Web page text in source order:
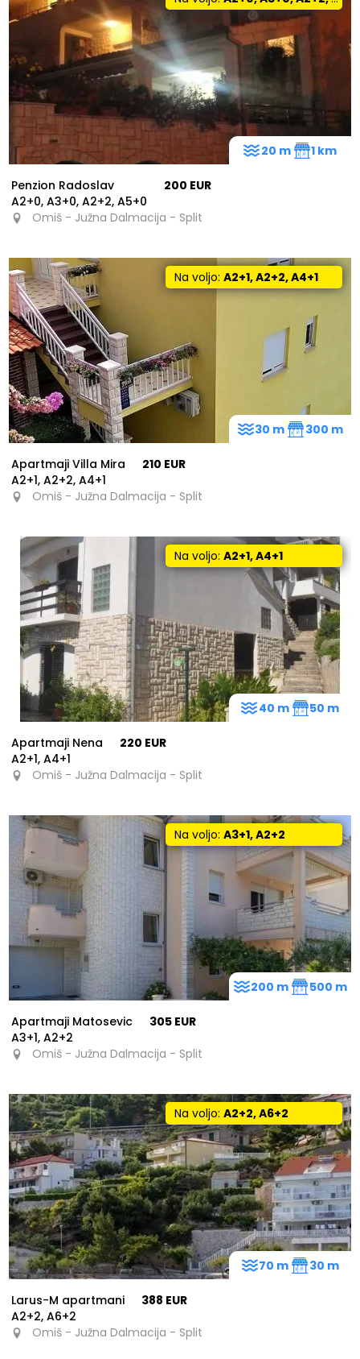
Penzion Radoslav
A2+0, A3+0, A2+2, A5+0
200 EUR
Omiš - Južna Dalmacija - Split
20 m 1 km
Na voljo:A2+1, A2+2, A4+1
Apartmaji Villa Mira
A2+1, A2+2, A4+1
210 EUR
Omiš - Južna Dalmacija - Split
30 m 300 m
Na voljo:A2+1, A4+1
Apartmaji Nena
A2+1, A4+1
220 EUR
Omiš - Južna Dalmacija - Split
40 m 50 m
Na voljo:A3+1, A2+2
Apartmaji Matosevic
A3+1, A2+2
305 EUR
Omiš - Južna Dalmacija - Split
200 m 500 m
Na voljo:A2+2, A6+2
Larus-M apartmani
A2+2, A6+2
388 EUR
Omiš - Južna Dalmacija - Split
70 m 30 m